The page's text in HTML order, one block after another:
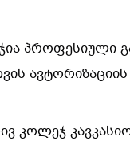
პროფესიული
კოლეჯ